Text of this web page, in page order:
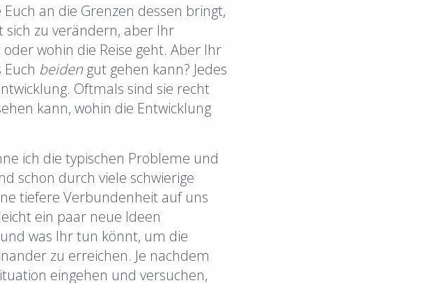
an die Grenzen dessen bringt,
sich zu verändern, aber Ihr
wohin die Reise geht. Aber Ihr
beiden gut gehen kann? Jedes
Oftmals sind sie recht
kann, wohin die Entwicklung
ich die typischen Probleme und
schon durch viele schwierige
tiefere Verbundenheit auf uns
ein paar neue Ideen
was Ihr tun könnt, um die
zu erreichen. Je nachdem
eingehen und versuchen,